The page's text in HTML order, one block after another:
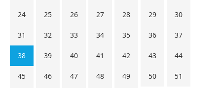
24 25 26 27 28 29 30
31 32 33 34 35 36 37
38 39 40 41 42 43 44
45 46 47 48 49 50 51